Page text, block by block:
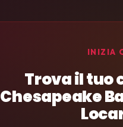
INIZIA
Trova il tuo
Chesapeake